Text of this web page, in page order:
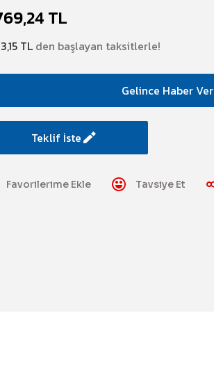
TL
TL den başlayan taksitlerle!
Gelince Haber Ver
Teklif İste
Tavsiye Et